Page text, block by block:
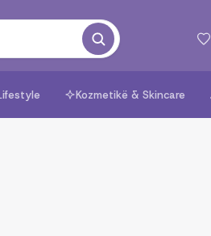
Kozmetikë & Skincare